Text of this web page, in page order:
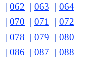
| 062 | 063 | 064
| 070 | 071 | 072
| 078 | 079 | 080
| 086 | 087 | 088